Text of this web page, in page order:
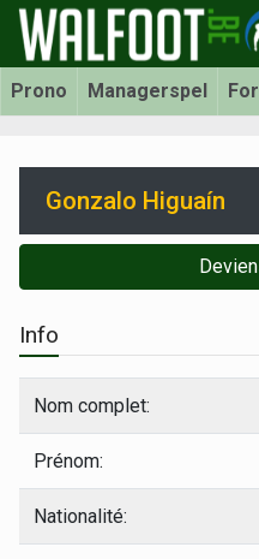
Prono Managerspel
Gonzalo Higuaín
Info
Nom complet:
Prénom:
Nationalité: